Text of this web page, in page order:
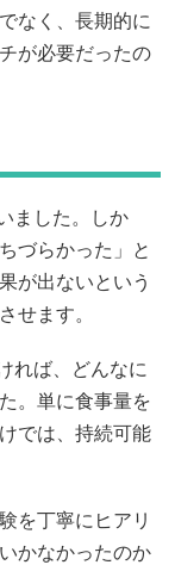
なく、長期的に
が必要だったの
ました。しか
づらかった」と
が出ないという
せます。
れば、どんなに
。単に食事量を
では、持続可能
を丁寧にヒアリ
かなかったのか